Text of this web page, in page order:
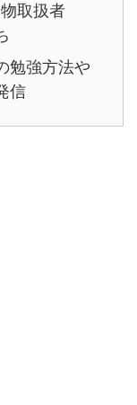
取扱者
勉強方法や
信